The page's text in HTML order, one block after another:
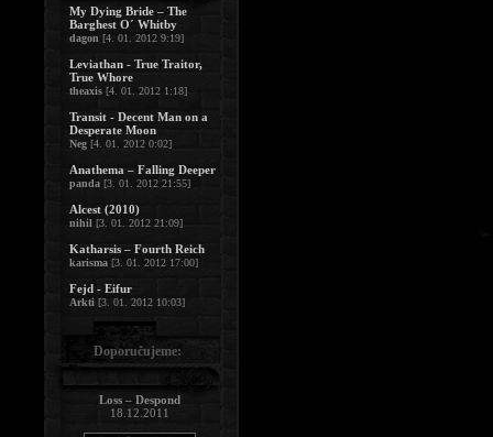
My Dying Bride – The
Barghest O´ Whitby
dagon [4. 01. 2012 9:19]
Leviathan - True Traitor,
True Whore
theaxis [4. 01. 2012 1:18]
Transit - Decent Man on a
Desperate Moon
Neg [4. 01. 2012 0:02]
Anathema – Falling Deeper
panda [3. 01. 2012 21:55]
Alcest (2010)
nihil [3. 01. 2012 21:09]
Katharsis – Fourth Reich
karisma [3. 01. 2012 17:00]
Fejd - Eifur
Arkti [3. 01. 2012 10:03]
Doporučujeme:
Loss – Despond
18.12.2011